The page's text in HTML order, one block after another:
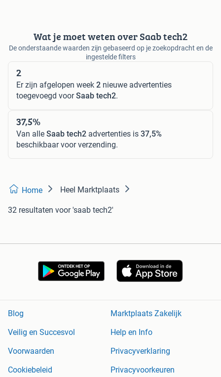
Wat je moet weten over Saab tech2
De onderstaande waarden zijn gebaseerd op je zoekopdracht en de
ingestelde filters
2
Er zijn afgelopen week 2 nieuwe advertenties
toegevoegd voorSaab tech2.
37,5%
Van alle Saab tech2 advertenties is 37,5%
beschikbaar voor verzending.
Home Heel Marktplaats
32 resultaten voor 'saab tech2'
Blog
Marktplaats Zakelijk
Veilig en Succesvol
Help en Info
Voorwaarden
Privacyverklaring
Cookiebeleid
Privacyvoorkeuren